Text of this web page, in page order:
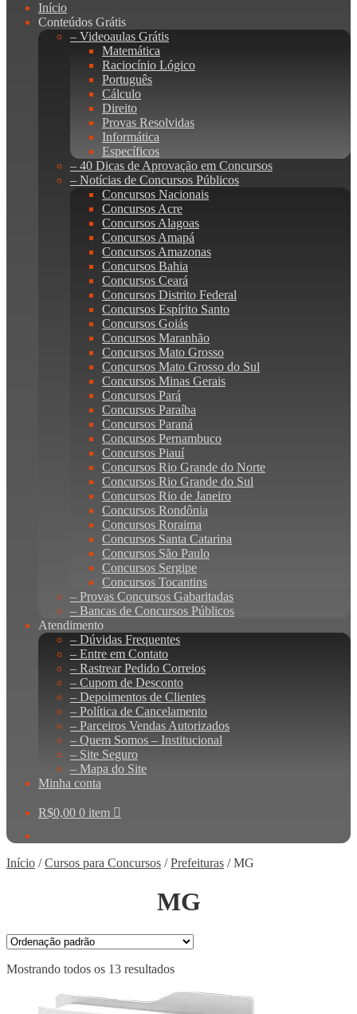
Início
Conteúdos Grátis
– Videoaulas Grátis
Matemática
Raciocínio Lógico
Português
Cálculo
Direito
Provas Resolvidas
Informática
Específicos
– 40 Dicas de Aprovação em Concursos
– Notícias de Concursos Públicos
Concursos Nacionais
Concursos Acre
Concursos Alagoas
Concursos Amapá
Concursos Amazonas
Concursos Bahia
Concursos Ceará
Concursos Distrito Federal
Concursos Espírito Santo
Concursos Goiás
Concursos Maranhão
Concursos Mato Grosso
Concursos Mato Grosso do Sul
Concursos Minas Gerais
Concursos Pará
Concursos Paraíba
Concursos Paraná
Concursos Pernambuco
Concursos Piauí
Concursos Rio Grande do Norte
Concursos Rio Grande do Sul
Concursos Rio de Janeiro
Concursos Rondônia
Concursos Roraima
Concursos Santa Catarina
Concursos São Paulo
Concursos Sergipe
Concursos Tocantins
– Provas Concursos Gabaritadas
– Bancas de Concursos Públicos
Atendimento
– Dúvidas Frequentes
– Entre em Contato
– Rastrear Pedido Correios
– Cupom de Desconto
– Depoimentos de Clientes
– Política de Cancelamento
– Parceiros Vendas Autorizados
– Quem Somos – Institucional
– Site Seguro
– Mapa do Site
Minha conta
R$0,00 0 item
Início /Cursos para Concursos /Prefeituras /MG
MG
Mostrando todos os 13 resultados